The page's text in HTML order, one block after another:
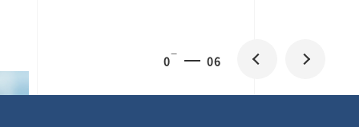
0 06